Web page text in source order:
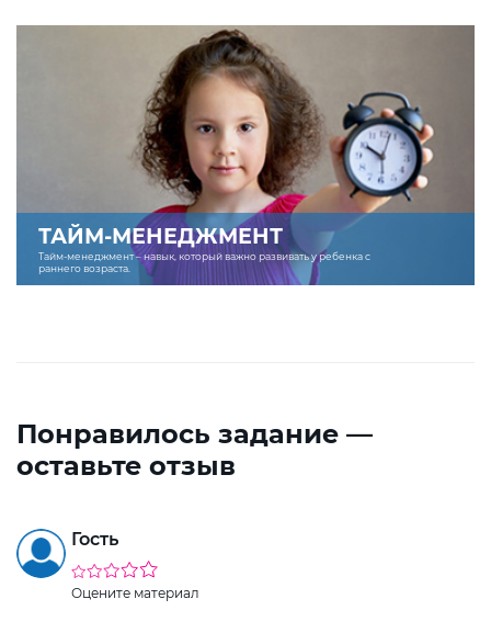
ТАЙМ-МЕНЕДЖМЕНТ
Тайм-менеджмент – навык, который важно развивать у ребенка с
раннего возраста.
Понравилось задание —
оставьте отзыв
Гость
Оцените материал